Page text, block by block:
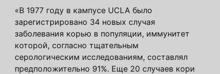
«В 1977 году в кампусе UCLA было
зарегистрировано 34 новых случая
заболевания корью в популяции, иммунитет
которой, согласно тщательным
серологическим исследованиям, составлял
предположительно 91%. Еще 20 случаев кори